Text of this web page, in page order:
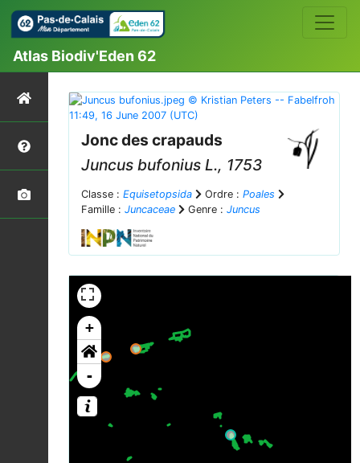
Atlas Biodiv'Eden 62
Jonc des crapauds
Juncus bufonius L., 1753
Classe : Equisetopsida Ordre : Poales
Famille : Juncaceae Genre : Juncus
+
-